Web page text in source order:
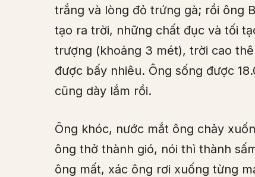
trắng và lòng đỏ trứng gà; rồi ông
tạo ra trời, những chất đục và tối
trượng (khoảng 3 mét), trời cao
được bấy nhiêu. Ông sống được
cũng dày lắm rồi.
Ông khóc, nước mắt ông chảy
ông thở thành gió, nói thì thành
ông mất, xác ông rơi xuống từng